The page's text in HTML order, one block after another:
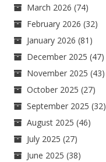
March 2026 (74)
February 2026 (32)
January 2026 (81)
December 2025 (47)
November 2025 (43)
October 2025 (27)
September 2025 (32)
August 2025 (46)
July 2025 (27)
June 2025 (38)